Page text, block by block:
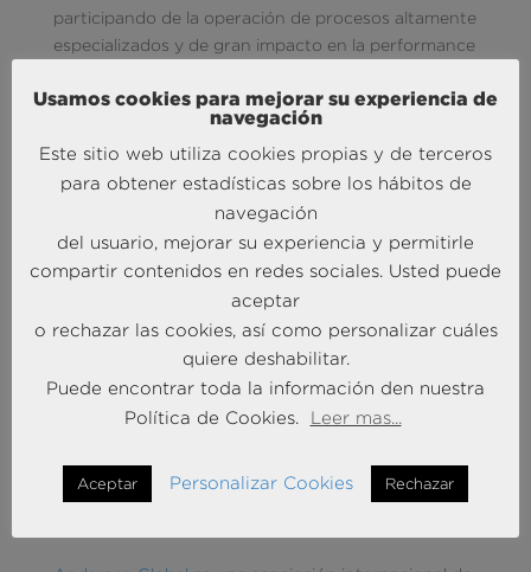
participando de la operación de procesos altamente
especializados y de gran impacto en la performance
La colaboración con Andersen Consulting permitirá
oferta de servicios jurídicos y fiscales con la
capacidad de análisis del negocio y las operaciones,
gracias a la efectividad de la tecnología del dato. Por
su parte, como miembro de Andersen Consulting,
Braintrust pondrá a disposición de sus clientes la
de los más de 90 Socios y 400
profesionales de Andersen Iberia en todas las áreas
del derecho de los negocios, así como su
especialización en los distintos sectores e industrias.
Sobre Andersen
Andersen Tax & Legal, S.L.P. y Andersen Tax & Legal
Iberia, S.L.P. son las firmas españolas miembro de
Usamos cookies para mejorar su experiencia de
navegación
Este sitio web utiliza cookies propias y de terceros
para obtener estadísticas sobre los hábitos de
navegación
del usuario, mejorar su experiencia y permitirle
compartir contenidos en redes sociales. Usted puede
aceptar
o rechazar las cookies, así como personalizar cuáles
quiere deshabilitar.
Puede encontrar toda la información den nuestra
Política de Cookies.
Leer mas...
Aceptar Personalizar Cookies Rechazar